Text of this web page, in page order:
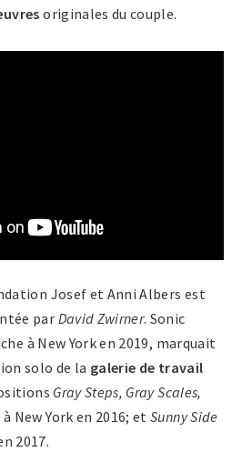
originales du couple.
Josef et Anni Albers est
par David Zwirner. Sonic
à New York en 2019, marquait
solo de la galerie de travail
Gray Steps, Gray Scales,
New York en 2016; etSunny Side
2017.